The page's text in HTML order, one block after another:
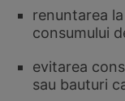
renuntarea
consumului
evitarea
sau bauturi